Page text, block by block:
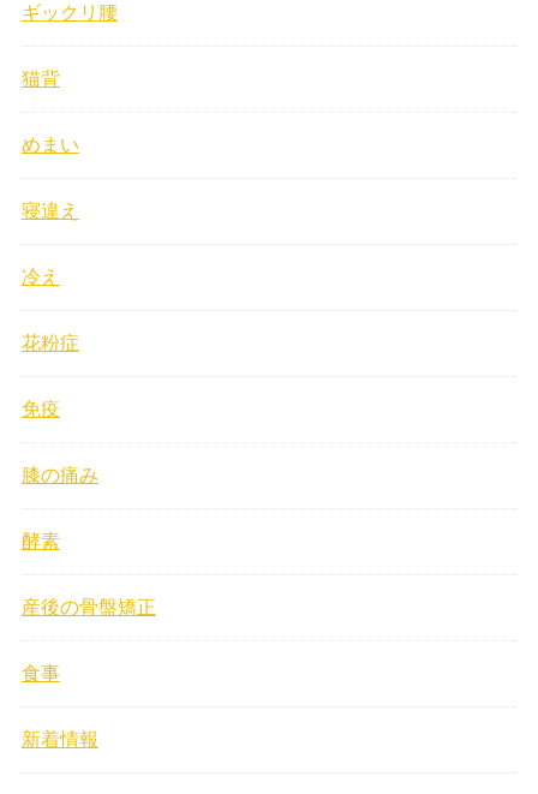
ギックリ腰
猫背
めまい
寝違え
冷え
花粉症
免疫
膝の痛み
酵素
産後の骨盤矯正
食事
新着情報